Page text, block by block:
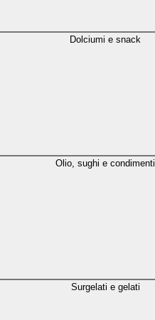
Dolciumi e snack
Olio, sughi e condimenti
Surgelati e gelati